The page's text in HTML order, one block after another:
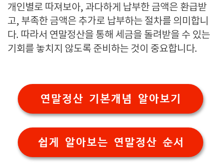
개인별로 따져보아, 과다하게 납부한 금액은 환급받
고, 부족한 금액은 추가로 납부하는 절차를 의미합니
다. 따라서 연말정산을 통해 세금을 돌려받을 수 있는
기회를 놓치지 않도록 준비하는 것이 중요합니다.
연말정산 기본개념 알아보기
쉽게 알아보는 연말정산 순서